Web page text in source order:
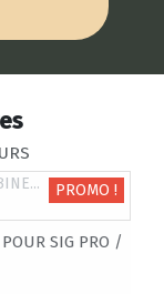
PROMO !
SIG PRO /